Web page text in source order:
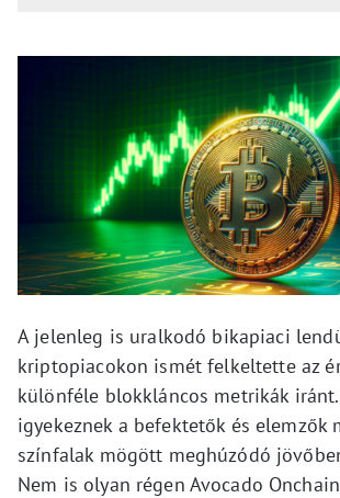
A jelenleg is uralkodó bikapiaci
kriptopiacokon ismét felkeltette az
különféle blokkláncos metrikák iránt.
igyekeznek a befektetők és elemzők
színfalak mögött meghúzódó
Nem is olyan régen Avocado